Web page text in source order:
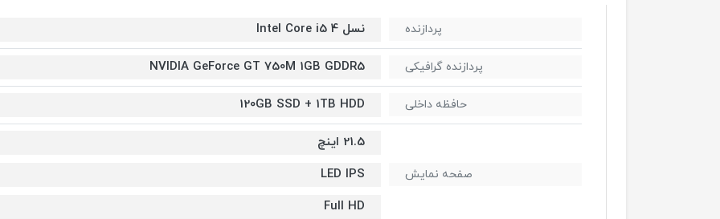
پردازنده نسل 4 Intel Core i5
پردازنده گرافیکی NVIDIA GeForce GT 750M 1GB GDDR5
حافظه داخلی 120GB SSD + 1TB HDD
صفحه نمایش
21.5 اینچ
LED IPS
Full HD